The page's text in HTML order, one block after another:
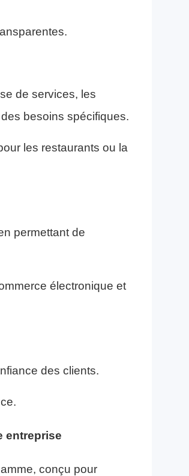
de services, les
besoins spécifiques.
les restaurants ou la
permettant de
électronique et
des clients.
entreprise
conçu pour